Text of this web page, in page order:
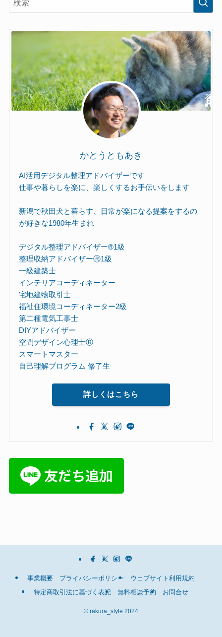
かとうともあき
AI活用デジタル整理アドバイザーです
仕事や暮らしを楽に、楽しくするお手伝いをします
新潟で秋田犬と暮らす、日常が楽になる提案をするの
が好きな1980年生まれ
デジタル整理アドバイザー®︎1級
整理収納アドバイザーⓇ1級
一級建築士
インテリアコーディネーター
宅地建物取引士
福祉住環境コーディネーター2級
第二種電気工事士
DIYアドバイザー
空間デザイン心理士Ⓡ
スマートマスター
自己理解プログラム 修了生
詳しくはこちら
事業概要 プライバシーポリシー
ウェブサイト利用規約
特定商取引法に基づく表記
無料相談予約 お問合せ
© rakura_style 2024